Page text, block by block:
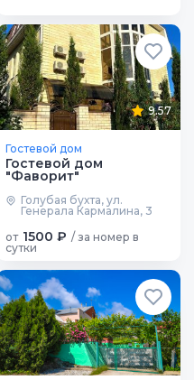
9.57
Гостевой дом
Гостевой дом
"Фаворит"
Голубая бухта, ул.
Генерала Кармалина, 3
от 1500 ₽ / за номер в
сутки